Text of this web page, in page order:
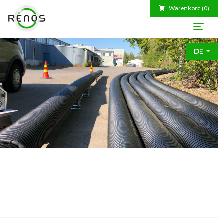
Warenkorb (0)
DE